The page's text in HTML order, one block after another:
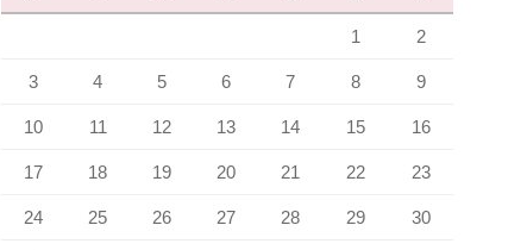
1 2
3 4 5 6 7 8 9
10 11 12 13 14 15 16
17 18 19 20 21 22 23
24 25 26 27 28 29 30